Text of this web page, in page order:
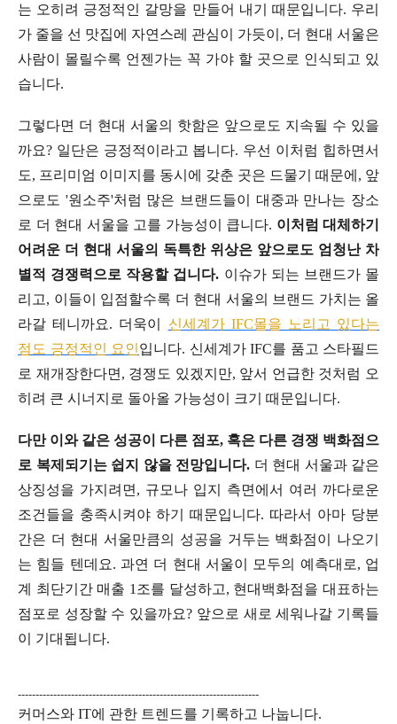
는 오히려 긍정적인 갈망을 만들어 내기 때문입니다. 우리
가 줄을 선 맛집에 자연스레 관심이 가듯이, 더 현대 서울은
사람이 몰릴수록 언젠가는 꼭 가야 할 곳으로 인식되고 있
습니다.
그렇다면 더 현대 서울의 핫함은 앞으로도 지속될 수 있을
까요? 일단은 긍정적이라고 봅니다. 우선 이처럼 힙하면서
도, 프리미엄 이미지를 동시에 갖춘 곳은 드물기 때문에, 앞
으로도 '원소주'처럼 많은 브랜드들이 대중과 만나는 장소
로 더 현대 서울을 고를 가능성이 큽니다. 이처럼 대체하기
어려운 더 현대 서울의 독특한 위상은 앞으로도 엄청난 차
별적 경쟁력으로 작용할 겁니다. 이슈가 되는 브랜드가 몰
리고, 이들이 입점할수록 더 현대 서울의 브랜드 가치는 올
라갈 테니까요. 더욱이 신세계가 IFC몰을 노리고 있다는
점도 긍정적인 요인입니다. 신세계가 IFC를 품고 스타필드
로 재개장한다면, 경쟁도 있겠지만, 앞서 언급한 것처럼 오
히려 큰 시너지로 돌아올 가능성이 크기 때문입니다.
다만 이와 같은 성공이 다른 점포, 혹은 다른 경쟁 백화점으
로 복제되기는 쉽지 않을 전망입니다. 더 현대 서울과 같은
상징성을 가지려면, 규모나 입지 측면에서 여러 까다로운
조건들을 충족시켜야 하기 때문입니다. 따라서 아마 당분
간은 더 현대 서울만큼의 성공을 거두는 백화점이 나오기
는 힘들 텐데요. 과연 더 현대 서울이 모두의 예측대로, 업
계 최단기간 매출 1조를 달성하고, 현대백화점을 대표하는
점포로 성장할 수 있을까요? 앞으로 새로 세워나갈 기록들
이 기대됩니다.
--------------------------------------------------------------------
커머스와 IT에 관한 트렌드를 기록하고 나눕니다.